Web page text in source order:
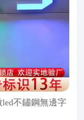
不鏽鋼無邊字